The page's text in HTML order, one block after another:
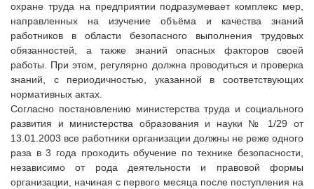
охране труда на предприятии подразумевает комплекс мер,
направленных на изучение объёма и качества знаний
работников в области безопасного выполнения трудовых
обязанностей, а также знаний опасных факторов своей
работы. При этом, регулярно должна проводиться и проверка
знаний, с периодичностью, указанной в соответствующих
нормативных актах.
Согласно постановлению министерства труда и социального
развития и министерства образования и науки № 1/29 от
13.01.2003 все работники организации должны не реже одного
раза в 3 года проходить обучение по технике безопасности,
независимо от рода деятельности и правовой формы
организации, начиная с первого месяца после поступления на